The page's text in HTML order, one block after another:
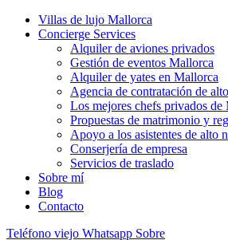
Villas de lujo Mallorca
Concierge Services
Alquiler de aviones privados
Gestión de eventos Mallorca
Alquiler de yates en Mallorca
Agencia de contratación de
Los mejores chefs privados de
Propuestas de matrimonio y
Apoyo a los asistentes de alto
Conserjería de empresa
Servicios de traslado
Sobre mí
Blog
Contacto
Teléfono viejo Whatsapp Sobre